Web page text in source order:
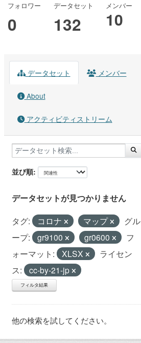
フォロワー
0
データセット
132
メンバー
10
データセット メンバー
About
アクティビティストリーム
並び順
データセットが見つかりません
タグ: コロナ マップ
グル
ープ:
gr9100 gr0600
フ
ォーマット:
XLSX
ライセン
ス:
cc-by-21-jp
フィルタ結果
他の検索を試してください。